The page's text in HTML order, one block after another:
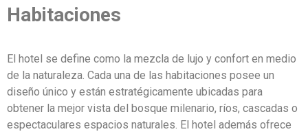
Habitaciones
El hotel se define como la mezcla de lujo y confort en medio
de la naturaleza. Cada una de las habitaciones posee un
diseño único y están estratégicamente ubicadas para
obtener la mejor vista del bosque milenario, ríos, cascadas o
espectaculares espacios naturales. El hotel además ofrece